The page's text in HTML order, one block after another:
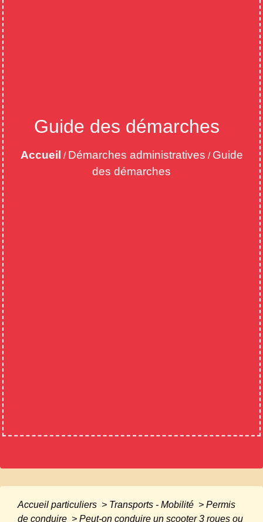
Guide des démarches
Accueil / Démarches administratives / Guide
des démarches
Accueil particuliers > Transports - Mobilité > Permis
de conduire > Peut-on conduire un scooter 3 roues ou